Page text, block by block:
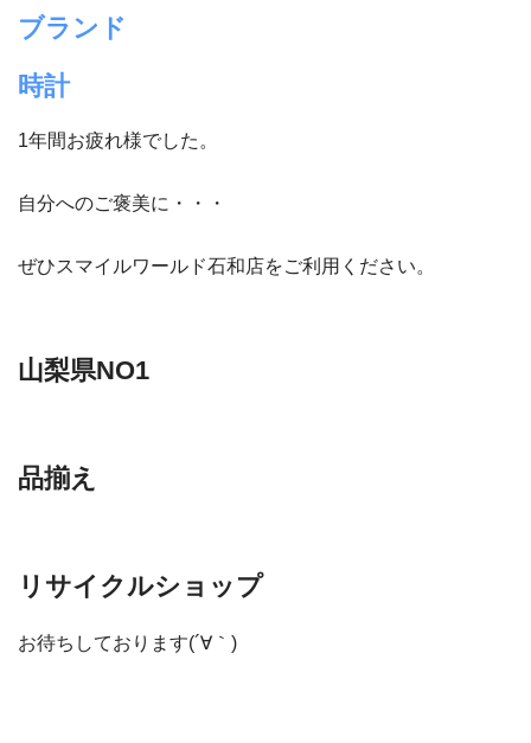
ブランド
時計
1年間お疲れ様でした。
自分へのご褒美に・・・
ぜひスマイルワールド石和店をご利用ください。
山梨県NO1
品揃え
リサイクルショップ
お待ちしております(´∀｀)